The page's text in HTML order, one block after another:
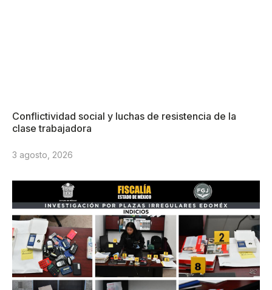
Conflictividad social y luchas de resistencia de la
clase trabajadora
3 agosto, 2026